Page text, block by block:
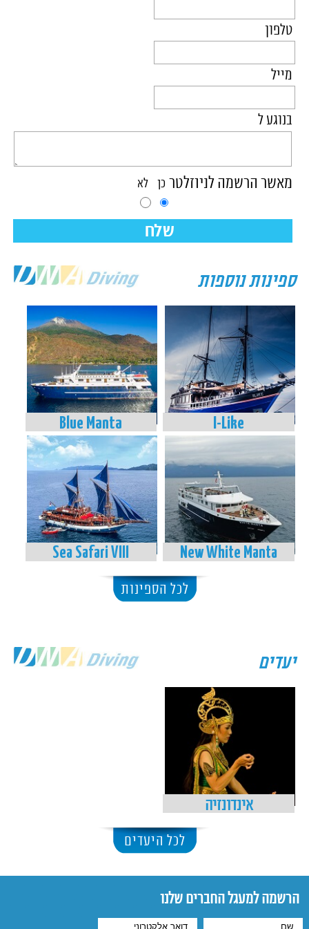
טלפון
מייל
בנוגע ל
מאשר הרשמה לניוזלטר כן לא
שלח
ספינות נוספות
I-Like
Blue Manta
New White Manta
Sea Safari VIII
לכל הספינות
יעדים
אינדונזיה
לכל היעדים
הרשמה למעגל החברים שלנו